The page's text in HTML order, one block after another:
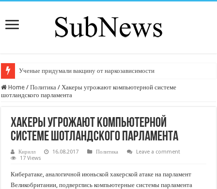
Ученые придумали вакцину от наркозависимости
Home / Политика / Хакеры угрожают компьютерной системе
шотландского парламента
Хакеры угрожают компьютерной
системе шотландского парламента
Кирилл 16.08.2017 Политика
Leave a comment
17 Views
Кибератаке, аналогичной июньской хакерской атаке на парламент
Великобритании, подверглись компьютерные системы парламента